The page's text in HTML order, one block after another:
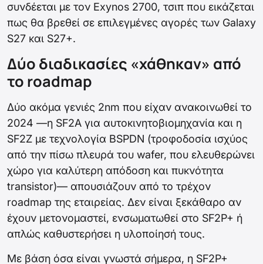
συνδέεται με τον Exynos 2700, τσιπ που εικάζεται
πως θα βρεθεί σε επιλεγμένες αγορές των Galaxy
S27 και S27+.
Δύο διαδικασίες «χάθηκαν» από
το roadmap
Δύο ακόμα γενιές 2nm που είχαν ανακοινωθεί το
2024 —η SF2A για αυτοκινητοβιομηχανία και η
SF2Z με τεχνολογία BSPDN (τροφοδοσία ισχύος
από την πίσω πλευρά του wafer, που ελευθερώνει
χώρο για καλύτερη απόδοση και πυκνότητα
transistor)— απουσιάζουν από το τρέχον
roadmap της εταιρείας. Δεν είναι ξεκάθαρο αν
έχουν μετονομαστεί, ενσωματωθεί στο SF2P+ ή
απλώς καθυστερήσει η υλοποίησή τους.
Με βάση όσα είναι γνωστά σήμερα, η SF2P+